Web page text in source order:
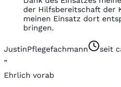
der Hilfsbereitschaft der
meinen Einsatz dort
bringen.
JustinPflegefachmann
seit
„
Ehrlich vorab